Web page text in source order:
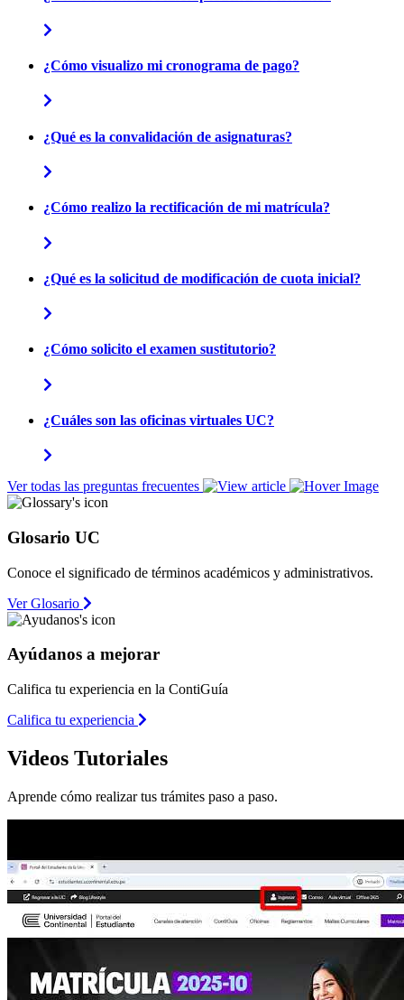
¿Cómo visualizo mi cronograma de pago?
¿Qué es la convalidación de asignaturas?
¿Cómo realizo la rectificación de mi matrícula?
¿Qué es la solicitud de modificación de cuota inicial?
¿Cómo solicito el examen sustitutorio?
¿Cuáles son las oficinas virtuales UC?
Ver todas las preguntas frecuentes
Glosario UC
Conoce el significado de términos académicos y administrativos.
Ver Glosario
Ayúdanos a mejorar
Califica tu experiencia en la ContiGuía
Califica tu experiencia
Videos Tutoriales
Aprende cómo realizar tus trámites paso a paso.